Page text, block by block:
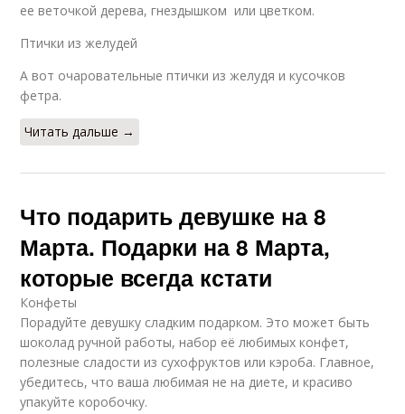
ее веточкой дерева, гнездышком или цветком.
Птички из желудей
А вот очаровательные птички из желудя и кусочков
фетра.
Читать дальше →
Что подарить девушке на 8
Марта. Подарки на 8 Марта,
которые всегда кстати
Конфеты
Порадуйте девушку сладким подарком. Это может быть
шоколад ручной работы, набор её любимых конфет,
полезные сладости из сухофруктов или кэроба. Главное,
убедитесь, что ваша любимая не на диете, и красиво
упакуйте коробочку.